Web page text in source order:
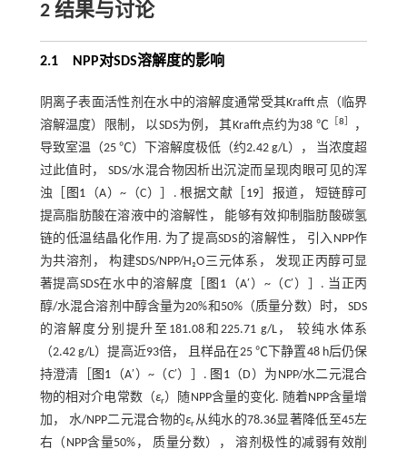
2 结果与讨论
2.1 NPP对SDS溶解度的影响
阴离子表面活性剂在水中的溶解度通常受其Krafft点（临界
溶解温度）限制， 以SDS为例， 其Krafft点约为38 ℃ ［8
，
导致室温（25 ℃）下溶解度极低（约2.42 g/L）， 当浓度超
过此值时， SDS/水混合物因析出沉淀而呈现肉眼可见的浑
浊［
图1 （A）~（C）］. 根据文献［ 19］报道， 短链醇可
提高脂肪酸在溶液中的溶解性， 能够有效抑制脂肪酸碳氢
链的低温结晶化作用. 为了提高SDS的溶解性， 引入NPP作
为共溶剂， 构建SDS/NPP/H₂O三元体系， 发现正丙醇可显
著提高SDS在水中的溶解度［
图1（A′）~（C′）］. 当正丙
醇/水混合溶剂中醇含量为20%和50%（质量分数）时， SDS
的溶解度分别提升至181.08和225.71 g/L， 较纯水体系
（2.42 g/L）提高近93倍， 且样品在25 ℃下静置48 h后仍保
持澄清［
图1 （A′）~（C′）］. 图1（D）为NPP/水二元混合
物的相对介电常数（εr）随NPP含量的变化. 随着NPP含量增
加， 水/NPP二元混合物的εr从纯水的78.36显著降低至45左
右（NPP含量50%， 质量分数）， 溶剂极性的减弱有效削